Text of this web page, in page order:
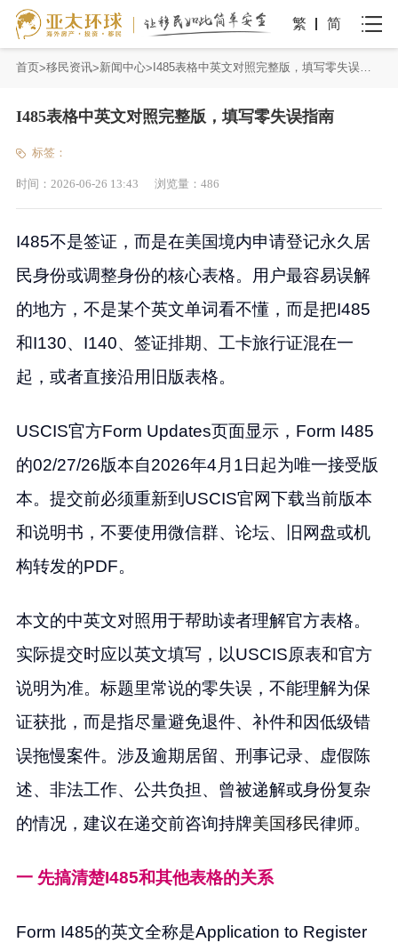
繁 简
首页 移民资讯 新闻中心 I485表格中英文对照完整版，填写零失误指南
I485表格中英文对照完整版，填写零失误指南
标签：
时间： 2026-06-26 13:43 浏览量： 486
I485不是签证，而是在美国境内申请登记永久居
民身份或调整身份的核心表格。用户最容易误解
的地方，不是某个英文单词看不懂，而是把I485
和I130、I140、签证排期、工卡旅行证混在一
起，或者直接沿用旧版表格。
USCIS官方Form Updates页面显示，Form I485
的02/27/26版本自2026年4月1日起为唯一接受版
本。提交前必须重新到USCIS官网下载当前版本
和说明书，不要使用微信群、论坛、旧网盘或机
构转发的PDF。
本文的中英文对照用于帮助读者理解官方表格。
实际提交时应以英文填写，以USCIS原表和官方
说明为准。标题里常说的零失误，不能理解为保
证获批，而是指尽量避免退件、补件和因低级错
误拖慢案件。涉及逾期居留、刑事记录、虚假陈
述、非法工作、公共负担、曾被递解或身份复杂
的情况，建议在递交前咨询持牌美国移民律师。
一 先搞清楚I485和其他表格的关系
Form I485的英文全称是Application to Register